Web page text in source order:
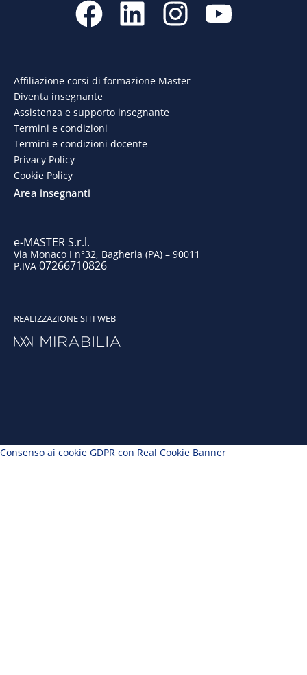
a
e
b
o
k
i
k
e
d
n
t
o
Affiliazione corsi di formazione Master
Diventa insegnante
Assistenza e supporto insegnante
Termini e condizioni
Termini e condizioni docente
Privacy Policy
Cookie Policy
Area insegnanti
e-MASTER S.r.l.
Via Monaco I n°32, Bagheria (PA) – 90011
P.IVA 07266710826
REALIZZAZIONE SITI WEB
Consenso ai cookie GDPR con Real Cookie Banner